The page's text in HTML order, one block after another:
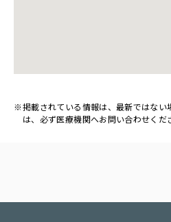
掲載されている情報は、最新ではない
は、必ず医療機関へお問い合わせくだ